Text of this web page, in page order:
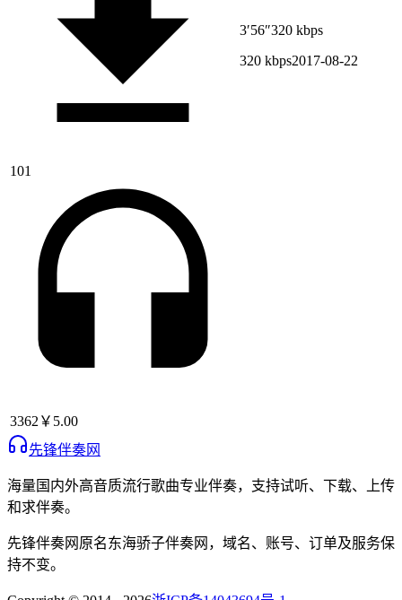
101
3362 ￥5.00
3′56″320 kbps
320 kbps2017-08-22
先锋伴奏网
海量国内外高音质流行歌曲专业伴奏，支持试听、下载、上传
和求伴奏。
先锋伴奏网 原名东海骄子伴奏网 ，域名、账号、订单及服务保
持不变。